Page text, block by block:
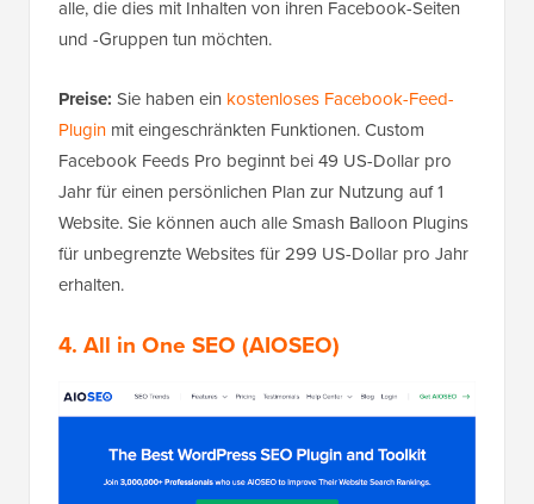
alle, die dies mit Inhalten von ihren Facebook-Seiten
und -Gruppen tun möchten.
Preise: Sie haben ein kostenloses Facebook-Feed-
Plugin mit eingeschränkten Funktionen. Custom
Facebook Feeds Pro beginnt bei 49 US-Dollar pro
Jahr für einen persönlichen Plan zur Nutzung auf 1
Website. Sie können auch alle Smash Balloon Plugins
für unbegrenzte Websites für 299 US-Dollar pro Jahr
erhalten.
4. All in One SEO (AIOSEO)